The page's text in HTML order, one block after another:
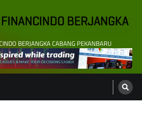
BERJANGKA CABANG PEKANBARU